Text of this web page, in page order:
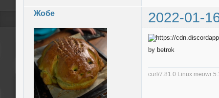
Жобе 2022-01-
by betrok
curl/7.81.0 Linux meowr